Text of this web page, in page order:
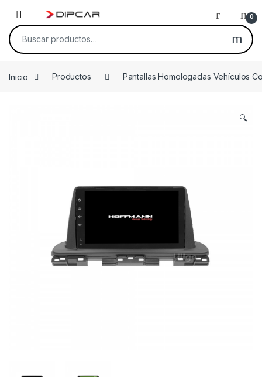
0
Buscar por:
Inicio Productos Pantallas Homologadas Vehículos
🔍